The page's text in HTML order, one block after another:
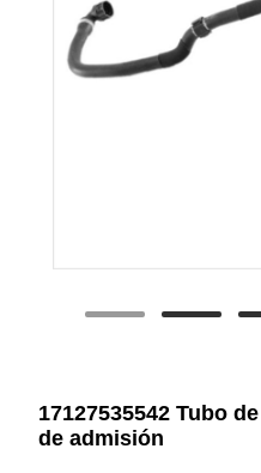
17127535542 Tubo
de admisión